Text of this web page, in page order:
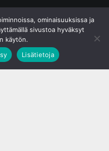
ominaisuuksissa ja
sivustoa hyväksyt
käytön.
Lisätietoja